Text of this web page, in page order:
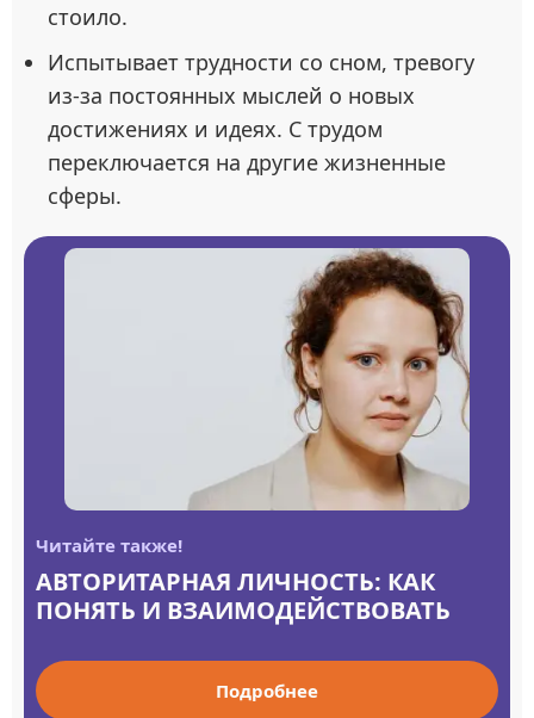
стоило.
Испытывает трудности со сном, тревогу
из-за постоянных мыслей о новых
достижениях и идеях. С трудом
переключается на другие жизненные
сферы.
Читайте также!
АВТОРИТАРНАЯ ЛИЧНОСТЬ: КАК
ПОНЯТЬ И ВЗАИМОДЕЙСТВОВАТЬ
Подробнее